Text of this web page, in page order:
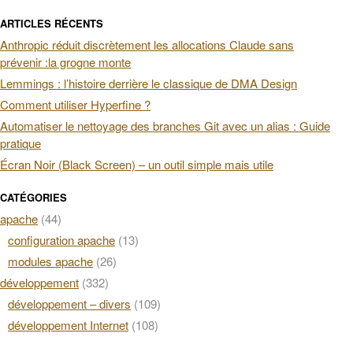
ARTICLES RÉCENTS
Anthropic réduit discrètement les allocations Claude sans
prévenir :la grogne monte
Lemmings : l’histoire derrière le classique de DMA Design
Comment utiliser Hyperfine ?
Automatiser le nettoyage des branches Git avec un alias : Guide
pratique
Écran Noir (Black Screen) – un outil simple mais utile
CATÉGORIES
apache (44)
configuration apache (13)
modules apache (26)
développement (332)
développement – divers (109)
développement Internet (108)